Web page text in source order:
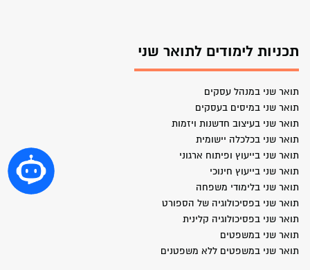
תכניות לימודים לתואר שני
תואר שני במנהל עסקים
תואר שני במיסים בעסקים
תואר שני בעיצוב חדשנות ויזמות
תואר שני בכלכלה יישומית
תואר שני בייעוץ ופיתוח ארגוני
תואר שני בייעוץ חינוכי
תואר שני בלימודי משפחה
תואר שני בפסיכולוגיה של הספורט
תואר שני בפסיכולוגיה קלינית
תואר שני במשפטים
תואר שני במשפטים ללא משפטנים